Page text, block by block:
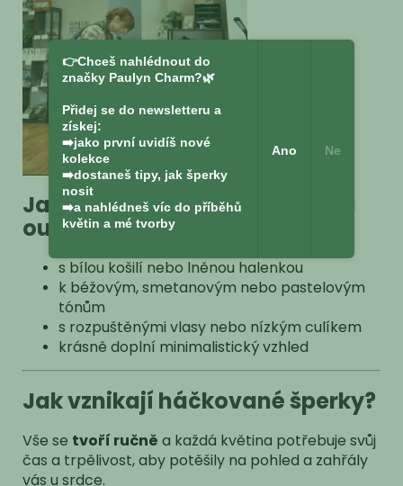
Jak je kombinovat náušnice a
outfit
s bílou košilí nebo lněnou halenkou
k béžovým, smetanovým nebo pastelovým
tónům
s rozpuštěnými vlasy nebo nízkým culíkem
krásně doplní minimalistický vzhled
Jak vznikají háčkované šperky?
Vše se tvoří ručně a každá květina potřebuje svůj
čas a trpělivost, aby potěšily na pohled a zahřály
vás u srdce.
👉Chceš nahlédnout do
značky Paulyn Charm?🌿
Přidej se do newsletteru a
získej:
➡️jako první uvidíš nové
kolekce
➡️dostaneš tipy, jak šperky
nosit
➡️a nahlédneš víc do příběhů
květin a mé tvorby
Ano Ne